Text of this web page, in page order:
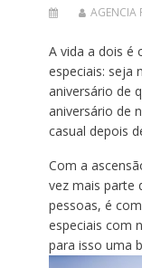
AGENCIA
A vida a dois é
especiais: seja
aniversário de
aniversário de
casual depois
Com a
vez mais parte
pessoas, é
especiais com
para isso uma